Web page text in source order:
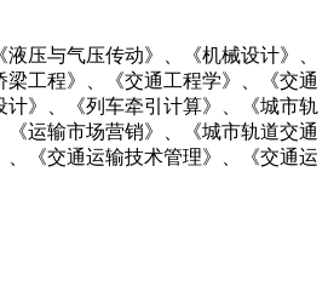
压与气压传动》、《机械设计》、
工程》、《交通工程学》、《交通
》、《列车牵引计算》、《城市轨
运输市场营销》、《城市轨道交通
《交通运输技术管理》、《交通运